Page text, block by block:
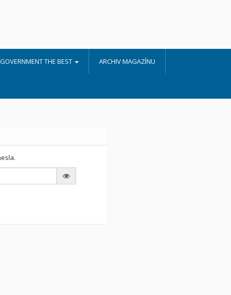
THE BEST ARCHIV MAGAZÍNU